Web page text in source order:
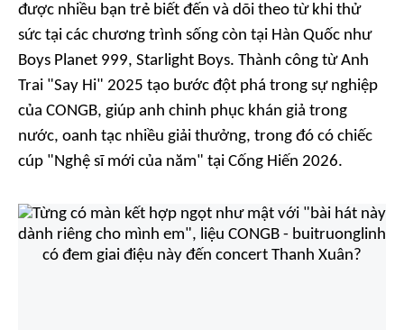
được nhiều bạn trẻ biết đến và dõi theo từ khi thử
sức tại các chương trình sống còn tại Hàn Quốc như
Boys Planet 999, Starlight Boys. Thành công từAnh
Trai "Say Hi" 2025 tạo bước đột phá trong sự nghiệp
của CONGB, giúp anh chinh phục khán giả trong
nước, oanh tạc nhiều giải thưởng, trong đó có chiếc
cúp "Nghệ sĩ mới của năm" tại Cống Hiến 2026.